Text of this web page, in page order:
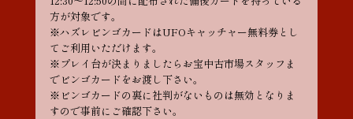
方が対象です。
※ハズレビンゴカードはUFOキャッチャー無料券とし
てご利用いただけます。
※プレイ台が決まりましたらお宝中古市場スタッフま
でビンゴカードをお渡し下さい。
※ビンゴカードの裏に社判がないものは無効となりま
すので事前にご確認下さい。